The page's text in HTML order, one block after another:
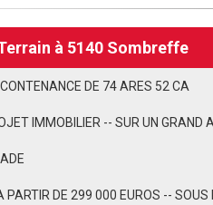
à 5140 Sombreffe
DE 74 ARES 52 CA
IMMOBILIER -- SUR UN GRAND
PARTIR DE 299 000 EUROS --